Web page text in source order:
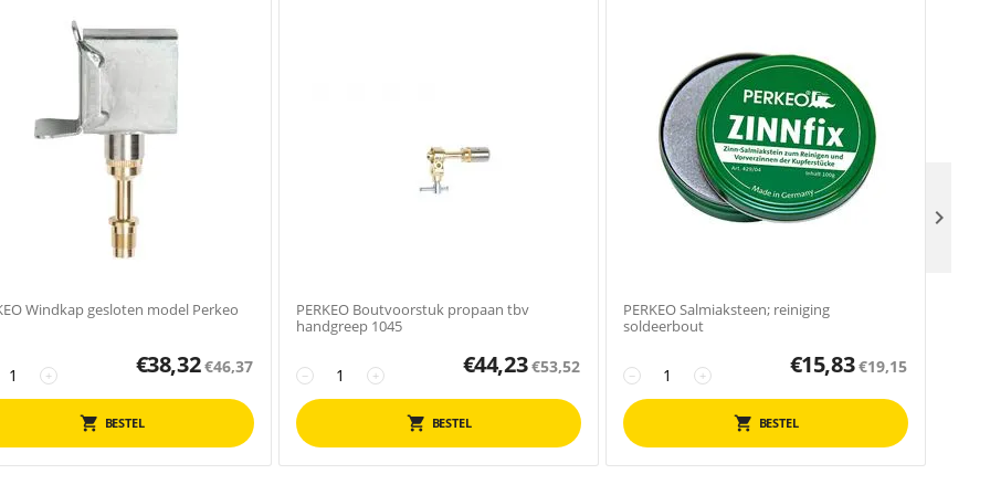
Windkap gesloten model Perkeo
+ €38,32 €46,37
BESTEL
PERKEO Boutvoorstuk propaan tbv
handgreep 1045
+
− €44,23 €53,52
BESTEL
PERKEO Salmiaksteen; reiniging
soldeerbout
+
− €15,83 €19,15
BESTEL
